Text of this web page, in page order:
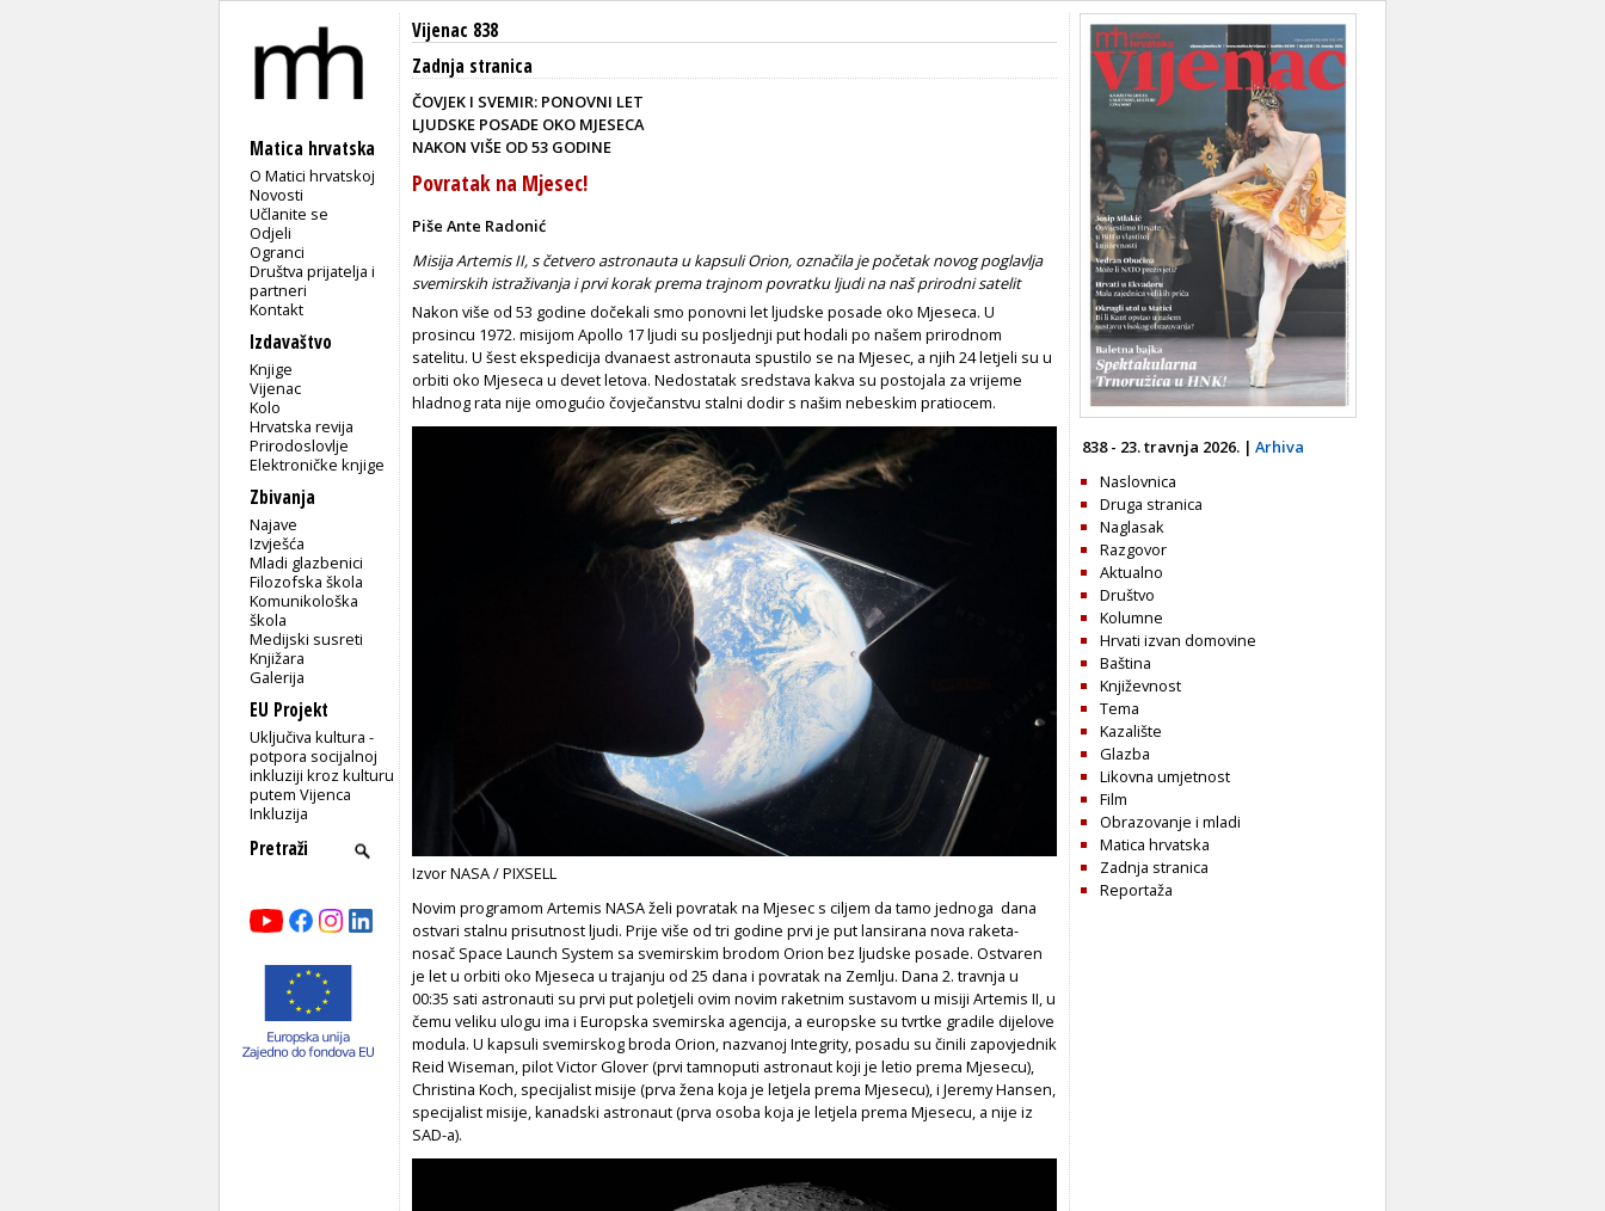
Matica hrvatska
O Matici hrvatskoj
Novosti
Učlanite se
Odjeli
Ogranci
Društva prijatelja i
partneri
Kontakt
Izdavaštvo
Knjige
Vijenac
Kolo
Hrvatska revija
Prirodoslovlje
Elektroničke knjige
Zbivanja
Najave
Izvješća
Mladi glazbenici
Filozofska škola
Komunikološka
škola
Medijski susreti
Knjižara
Galerija
EU Projekt
Uključiva kultura -
potpora socijalnoj
inkluziji kroz kulturu
putem Vijenca
Inkluzija
Vijenac 838
Zadnja stranica
ČOVJEK I SVEMIR: PONOVNI LET
LJUDSKE POSADE OKO MJESECA
NAKON VIŠE OD 53 GODINE
Povratak na Mjesec!
Piše Ante Radonić
Misija Artemis II, s četvero astronauta u kapsuli Orion, označila je početak novog poglavlja
svemirskih istraživanja i prvi korak prema trajnom povratku ljudi na naš prirodni satelit
Nakon više od 53 godine dočekali smo ponovni let ljudske posade oko Mjeseca. U
prosincu 1972. misijom Apollo 17 ljudi su posljednji put hodali po našem prirodnom
satelitu. U šest ekspedicija dvanaest astronauta spustilo se na Mjesec, a njih 24 letjeli su u
orbiti oko Mjeseca u devet letova. Nedostatak sredstava kakva su postojala za vrijeme
hladnog rata nije omogućio čovječanstvu stalni dodir s našim nebeskim pratiocem.
Izvor NASA / PIXSELL
Novim programom Artemis NASA želi povratak na Mjesec s ciljem da tamo jednoga dana
ostvari stalnu prisutnost ljudi. Prije više od tri godine prvi je put lansirana nova raketa-
nosač Space Launch System sa svemirskim brodom Orion bez ljudske posade. Ostvaren
je let u orbiti oko Mjeseca u trajanju od 25 dana i povratak na Zemlju. Dana 2. travnja u
00:35 sati astronauti su prvi put poletjeli ovim novim raketnim sustavom u misiji Artemis II, u
čemu veliku ulogu ima i Europska svemirska agencija, a europske su tvrtke gradile dijelove
modula. U kapsuli svemirskog broda Orion, nazvanoj Integrity, posadu su činili zapovjednik
Reid Wiseman, pilot Victor Glover (prvi tamnoputi astronaut koji je letio prema Mjesecu),
Christina Koch, specijalist misije (prva žena koja je letjela prema Mjesecu), i Jeremy Hansen,
specijalist misije, kanadski astronaut (prva osoba koja je letjela prema Mjesecu, a nije iz
SAD-a).
838 - 23. travnja 2026. | Arhiva
Naslovnica
Druga stranica
Naglasak
Razgovor
Aktualno
Društvo
Kolumne
Hrvati izvan domovine
Baština
Književnost
Tema
Kazalište
Glazba
Likovna umjetnost
Film
Obrazovanje i mladi
Matica hrvatska
Zadnja stranica
Reportaža